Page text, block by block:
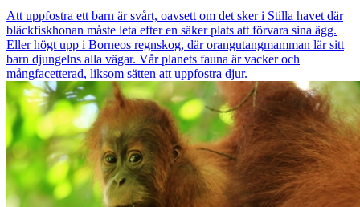
Att uppfostra ett barn är svårt, oavsett om det sker i Stilla havet där
bläckfiskhonan måste leta efter en säker plats att förvara sina ägg.
Eller högt upp i Borneos regnskog, där orangutangmamman lär sitt
barn djungelns alla vägar. Vår planets fauna är vacker och
mångfacetterad, liksom sätten att uppfostra djur.